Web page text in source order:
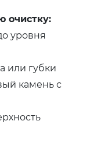
очистку:
уровня
или губки
камень с